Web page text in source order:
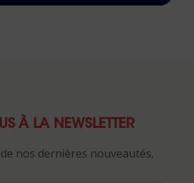
À LA NEWSLETTER
nos dernières nouveautés.